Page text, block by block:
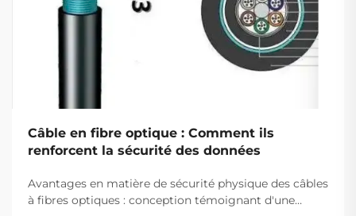
Câble en fibre optique : Comment ils
renforcent la sécurité des données
Avantages en matière de sécurité physique des câbles
à fibres optiques : conception témoignant d'une